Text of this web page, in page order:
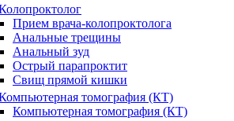
Прием врача-колопроктолога
Анальные трещины
Анальный зуд
Острый парапроктит
Свищ прямой кишки
томография (КТ)
Компьютерная томография (КТ)